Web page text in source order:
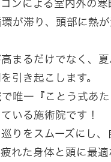
ンによる室内外の
が滞り、頭部に熱
まるだけでなく、
引き起こします。
唯一『ことう式あ
いる施術院です！
りをスムーズにし、
れた身体と頭に最適